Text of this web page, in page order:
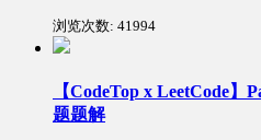
浏览次数: 41994
【CodeTop x LeetCode】
题题解